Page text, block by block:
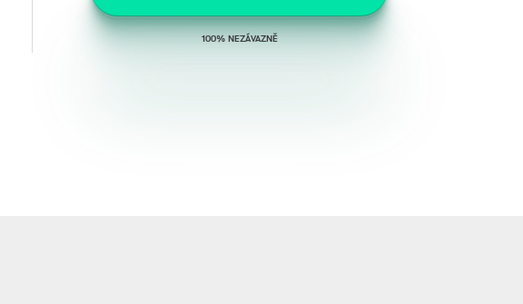
100% NEZÁVAZNĚ